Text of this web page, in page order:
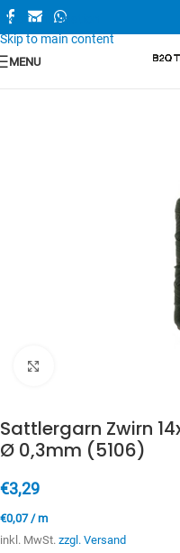
Skip to navigation
Skip to main content
MENU
Sattlergarn Zwirn
Ø 0,3mm (5106)
€3,29
€0,07/m
inkl. MwSt. zzgl. Versand